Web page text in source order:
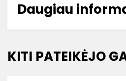
Daugiau
KITI PATEIKĖJO